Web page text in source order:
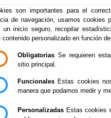
son importantes para el
de navegación, usamos
un inicio seguro, recopilar
contenido personalizado en función
Obligatorias Se requieren
sitio principal.
Funcionales Estas cookies
manera que podamos medir y
Personalizadas Estas cookies
La asistencia en materia
las áreas que integran la
entes destinatarios a los
Municipios publicado en